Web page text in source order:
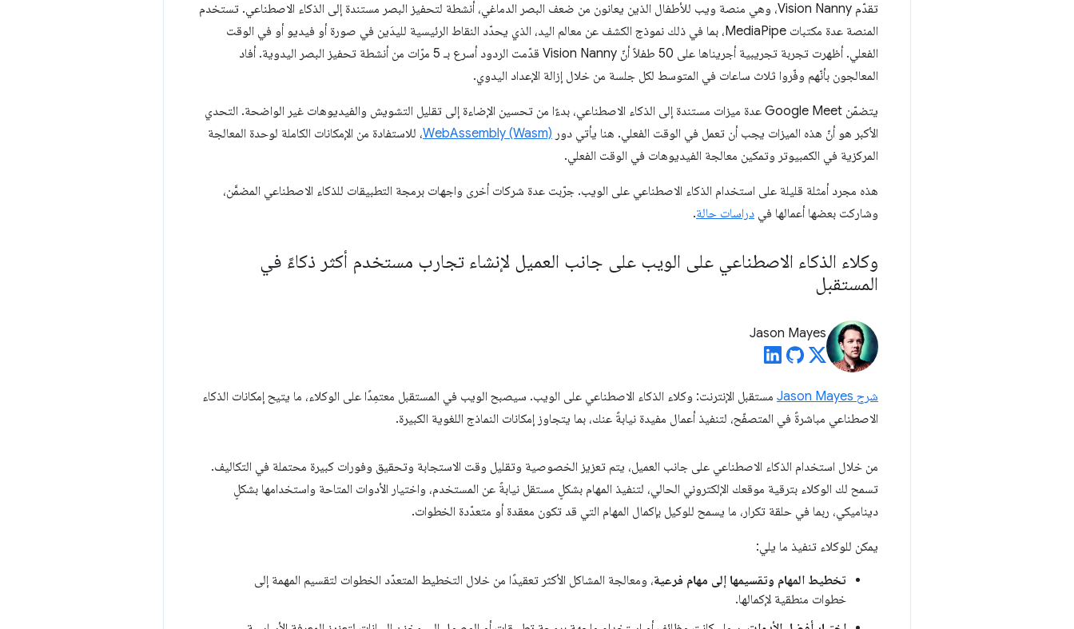
تقدّم Vision Nanny، وهي منصة ويب للأطفال الذين يعانون من ضعف البصر الدماغي، أنشطة لتحفيز البصر مستندة إلى الذكاء الاصطناعي. تستخدم
المنصة عدة مكتبات MediaPipe، بما في ذلك نموذج الكشف عن معالم اليد، الذي يحدّد النقاط الرئيسية لليدَين في صورة أو فيديو أو في الوقت
الفعلي. أظهرت تجربة تجريبية أجريناها على 50 طفلاً أنّ Vision Nanny قدّمت الردود أسرع بـ 5 مرّات من أنشطة تحفيز البصر اليدوية. أفاد
المعالجون بأنّهم وفّروا ثلاث ساعات في المتوسط لكل جلسة من خلال إزالة الإعداد اليدوي.
يتضمّن Google Meet عدة ميزات مستندة إلى الذكاء الاصطناعي، بدءًا من تحسين الإضاءة إلى تقليل التشويش والفيديوهات غير الواضحة. التحدي
الأكبر هو أنّ هذه الميزات يجب أن تعمل في الوقت الفعلي. هنا يأتي دور WebAssembly (Wasm)، للاستفادة من الإمكانات الكاملة لوحدة المعالجة
المركزية في الكمبيوتر وتمكين معالجة الفيديوهات في الوقت الفعلي.
هذه مجرد أمثلة قليلة على استخدام الذكاء الاصطناعي على الويب. جرّبت عدة شركات أخرى واجهات برمجة التطبيقات للذكاء الاصطناعي المضمَّن،
وشاركت بعضها أعمالها في دراسات حالة.
وكلاء الذكاء الاصطناعي على الويب على جانب العميل لإنشاء تجارب مستخدم أكثر ذكاءً في
المستقبل
Jason Mayes
شرح Jason Mayes
مستقبل الإنترنت: وكلاء الذكاء الاصطناعي على الويب. سيصبح الويب في المستقبل معتمِدًا على الوكلاء، ما يتيح إمكانات الذكاء
الاصطناعي مباشرةً في المتصفّح، لتنفيذ أعمال مفيدة نيابةً عنك، بما يتجاوز إمكانات النماذج اللغوية الكبيرة.
من خلال استخدام الذكاء الاصطناعي على جانب العميل، يتم تعزيز الخصوصية وتقليل وقت الاستجابة وتحقيق وفورات كبيرة محتملة في التكاليف.
تسمح لك الوكلاء بترقية موقعك الإلكتروني الحالي، لتنفيذ المهام بشكلٍ مستقل نيابةً عن المستخدم، واختيار الأدوات المتاحة واستخدامها بشكلٍ
ديناميكي، ربما في حلقة تكرار، ما يسمح للوكيل بإكمال المهام التي قد تكون معقدة أو متعدّدة الخطوات.
يمكن للوكلاء تنفيذ ما يلي:
تخطيط المهام وتقسيمها إلى مهام فرعية، ومعالجة المشاكل الأكثر تعقيدًا من خلال التخطيط المتعدّد الخطوات لتقسيم المهمة إلى
خطوات منطقية لإكمالها.